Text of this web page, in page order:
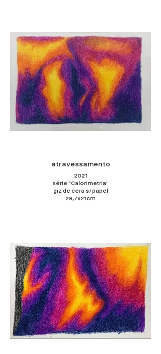
atravessamento
2021
série "Calorimetria"
giz de cera s/ papel
29,7x21cm